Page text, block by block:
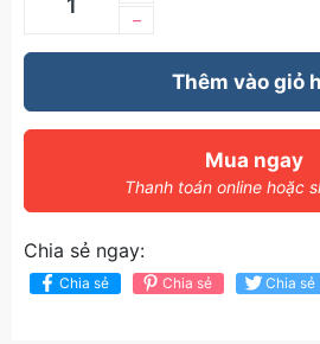
–
Thêm vào giỏ
Mua ngay
Thanh toán online hoặc
Chia sẻ ngay:
Chia sẻ Chia sẻ Chia sẻ